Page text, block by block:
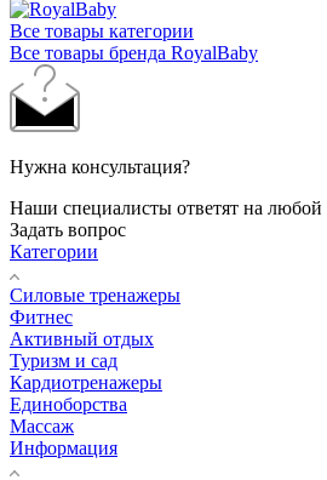
Все товары категории
Все товары бренда RoyalBaby
Нужна консультация?
Наши специалисты ответят на
Задать вопрос
Категории
Силовые тренажеры
Фитнес
Активный отдых
Туризм и сад
Кардиотренажеры
Единоборства
Массаж
Информация